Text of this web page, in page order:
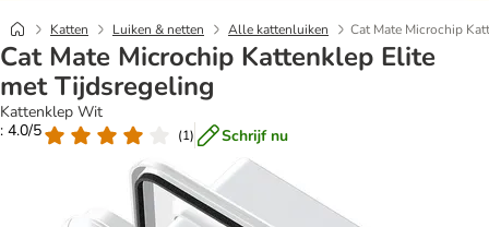
Katten Luiken & netten Alle kattenluiken Cat Mate Microchip
Cat Mate Microchip Kattenklep Elite
met Tijdsregeling
Kattenklep Wit
: 4.0/5
(1) Schrijf nu